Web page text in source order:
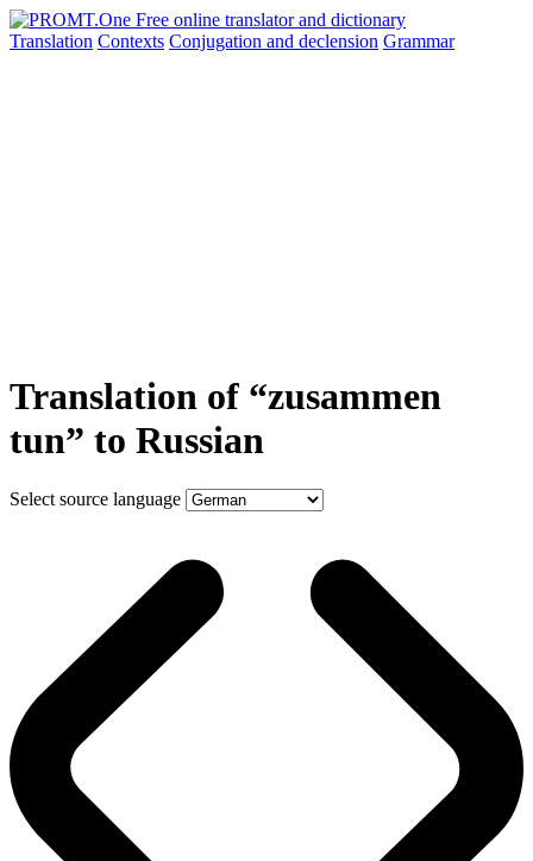
Translation Contexts Conjugation and declension Grammar
Translation of “zusammen
tun” to Russian
Select source language